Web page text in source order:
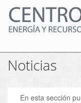
Pasar
contenido
principal
Noticias
En esta sección